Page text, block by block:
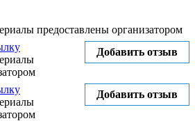
предоставлены организатором
Добавить отзыв
Добавить отзыв